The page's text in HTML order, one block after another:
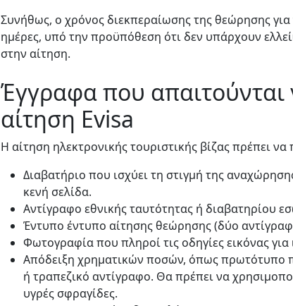
Συνήθως, ο χρόνος διεκπεραίωσης της θεώρησης για
ημέρες, υπό την προϋπόθεση ότι δεν υπάρχουν
στην αίτηση.
Έγγραφα που απαιτούνται
αίτηση Evisa
Η αίτηση ηλεκτρονικής τουριστικής βίζας πρέπει
Διαβατήριο που ισχύει τη στιγμή της
κενή σελίδα.
Αντίγραφο εθνικής ταυτότητας ή διαβατηρίου
Έντυπο έντυπο αίτησης θεώρησης (δύο
Φωτογραφία που πληροί τις οδηγίες εικόνας για
Απόδειξη χρηματικών ποσών, όπως πρωτότυπο
ή τραπεζικό αντίγραφο. Θα πρέπει να
υγρές σφραγίδες.